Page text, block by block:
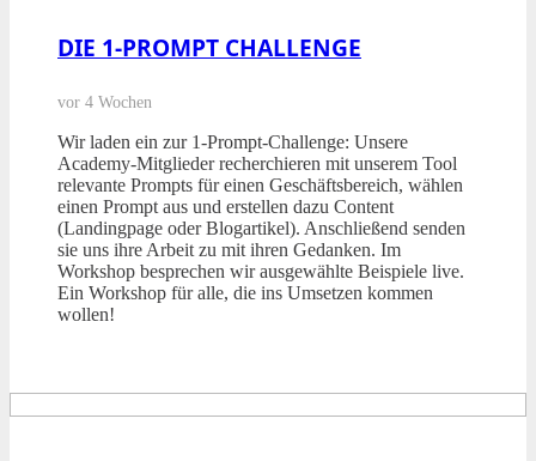
DIE 1-PROMPT CHALLENGE
vor 4 Wochen
Wir laden ein zur 1-Prompt-Challenge: Unsere
Academy-Mitglieder recherchieren mit unserem Tool
relevante Prompts für einen Geschäftsbereich, wählen
einen Prompt aus und erstellen dazu Content
(Landingpage oder Blogartikel). Anschließend senden
sie uns ihre Arbeit zu mit ihren Gedanken. Im
Workshop besprechen wir ausgewählte Beispiele live.
Ein Workshop für alle, die ins Umsetzen kommen
wollen!